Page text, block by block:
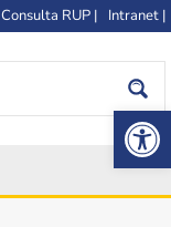
Consulta RUP | Intranet |